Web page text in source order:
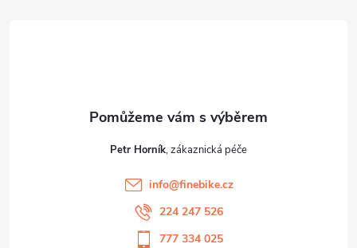
Petr Horník
info@finebike.cz
224 247 526
777 334 025